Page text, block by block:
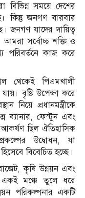
বিভিন্ন সময়ে দেশের
কিন্তু জনগণ বারবার
জনগণ যাদের দায়িত্ব
আমরা সর্বোচ্চ শক্তি ও
পরিবর্তনে কাজ করে
থেকেই পিএমখালী
বৃষ্টি উপেক্ষা করে
নিয়ে প্রধানমন্ত্রীকে
ব্যানার, ফেস্টুন এবং
আকর্ষণ ছিল ঐতিহাসিক
উদ্বোধন, যা
বিবেচিত হচ্ছে।
কৃষি উন্নয়ন এবং
একই মঞ্চে তুলে ধরে
পরিকল্পনার একটি